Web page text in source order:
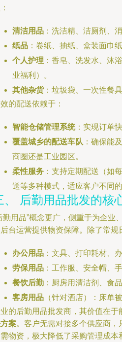
清洁用品 ：洗洁精、洁厕剂、
纸品 ：卷纸、抽纸、盒装面巾
个人护理 ：香皂、洗发水、沐
业福利）。
其他杂货：垃圾袋、一次性餐
的配送依赖于：
智能仓储管理系统：实现订单
覆盖城乡的配送车队 ：确保能
商圈还是工业园区。
柔性服务 ：支持定期配送（如
送等多种模式，适应客户不同
、 后勤用品批发的核
勤用品”概念更广，侧重于为企业
台运营提供物资保障。除了常规
办公用品 ：文具、打印耗材、
劳保用品 ：工作服、安全帽、
餐饮后勤 ：厨房用清洁剂、食
客房用品 （针对酒店）：床单
的后勤用品批发商，其价值在于
案。客户无需对接多个供应商
物资，极大降低了采购管理成